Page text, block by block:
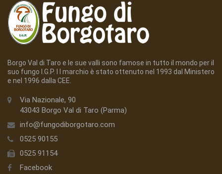
Borgo Val di Taro e le sue valli sono famose in tutto il mondo per il
suo fungo I.G.P. I l marchio è stato ottenuto nel 1993 dal Ministero
e nel 1996 dalla CEE.
Via Nazionale, 90
43043 Borgo Val di Taro (Parma)
info@fungodiborgotaro.com
0525 90155
0525 91154
Facebook